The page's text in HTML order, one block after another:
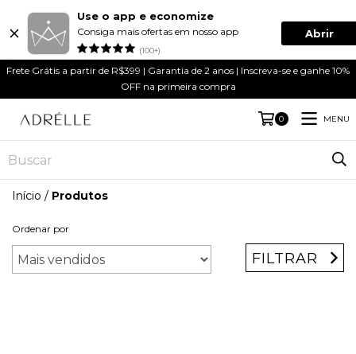
Use o app e economize
Consiga mais ofertas em nosso app
(100+)
Abrir
Frete Grátis a partir de R$399 | Garantia de 2 anos | Inscreva-se e ganhe 10%
OFF na primeira compra
0 MENU
Início / Produtos
Ordenar por
FILTRAR